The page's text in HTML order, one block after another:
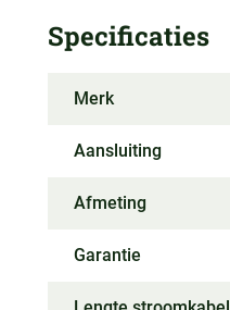
Specificaties
Merk
Aansluiting
Afmeting
Garantie